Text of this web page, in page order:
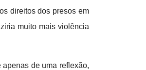
direitos dos presos em
muito mais violência
apenas de uma reflexão,